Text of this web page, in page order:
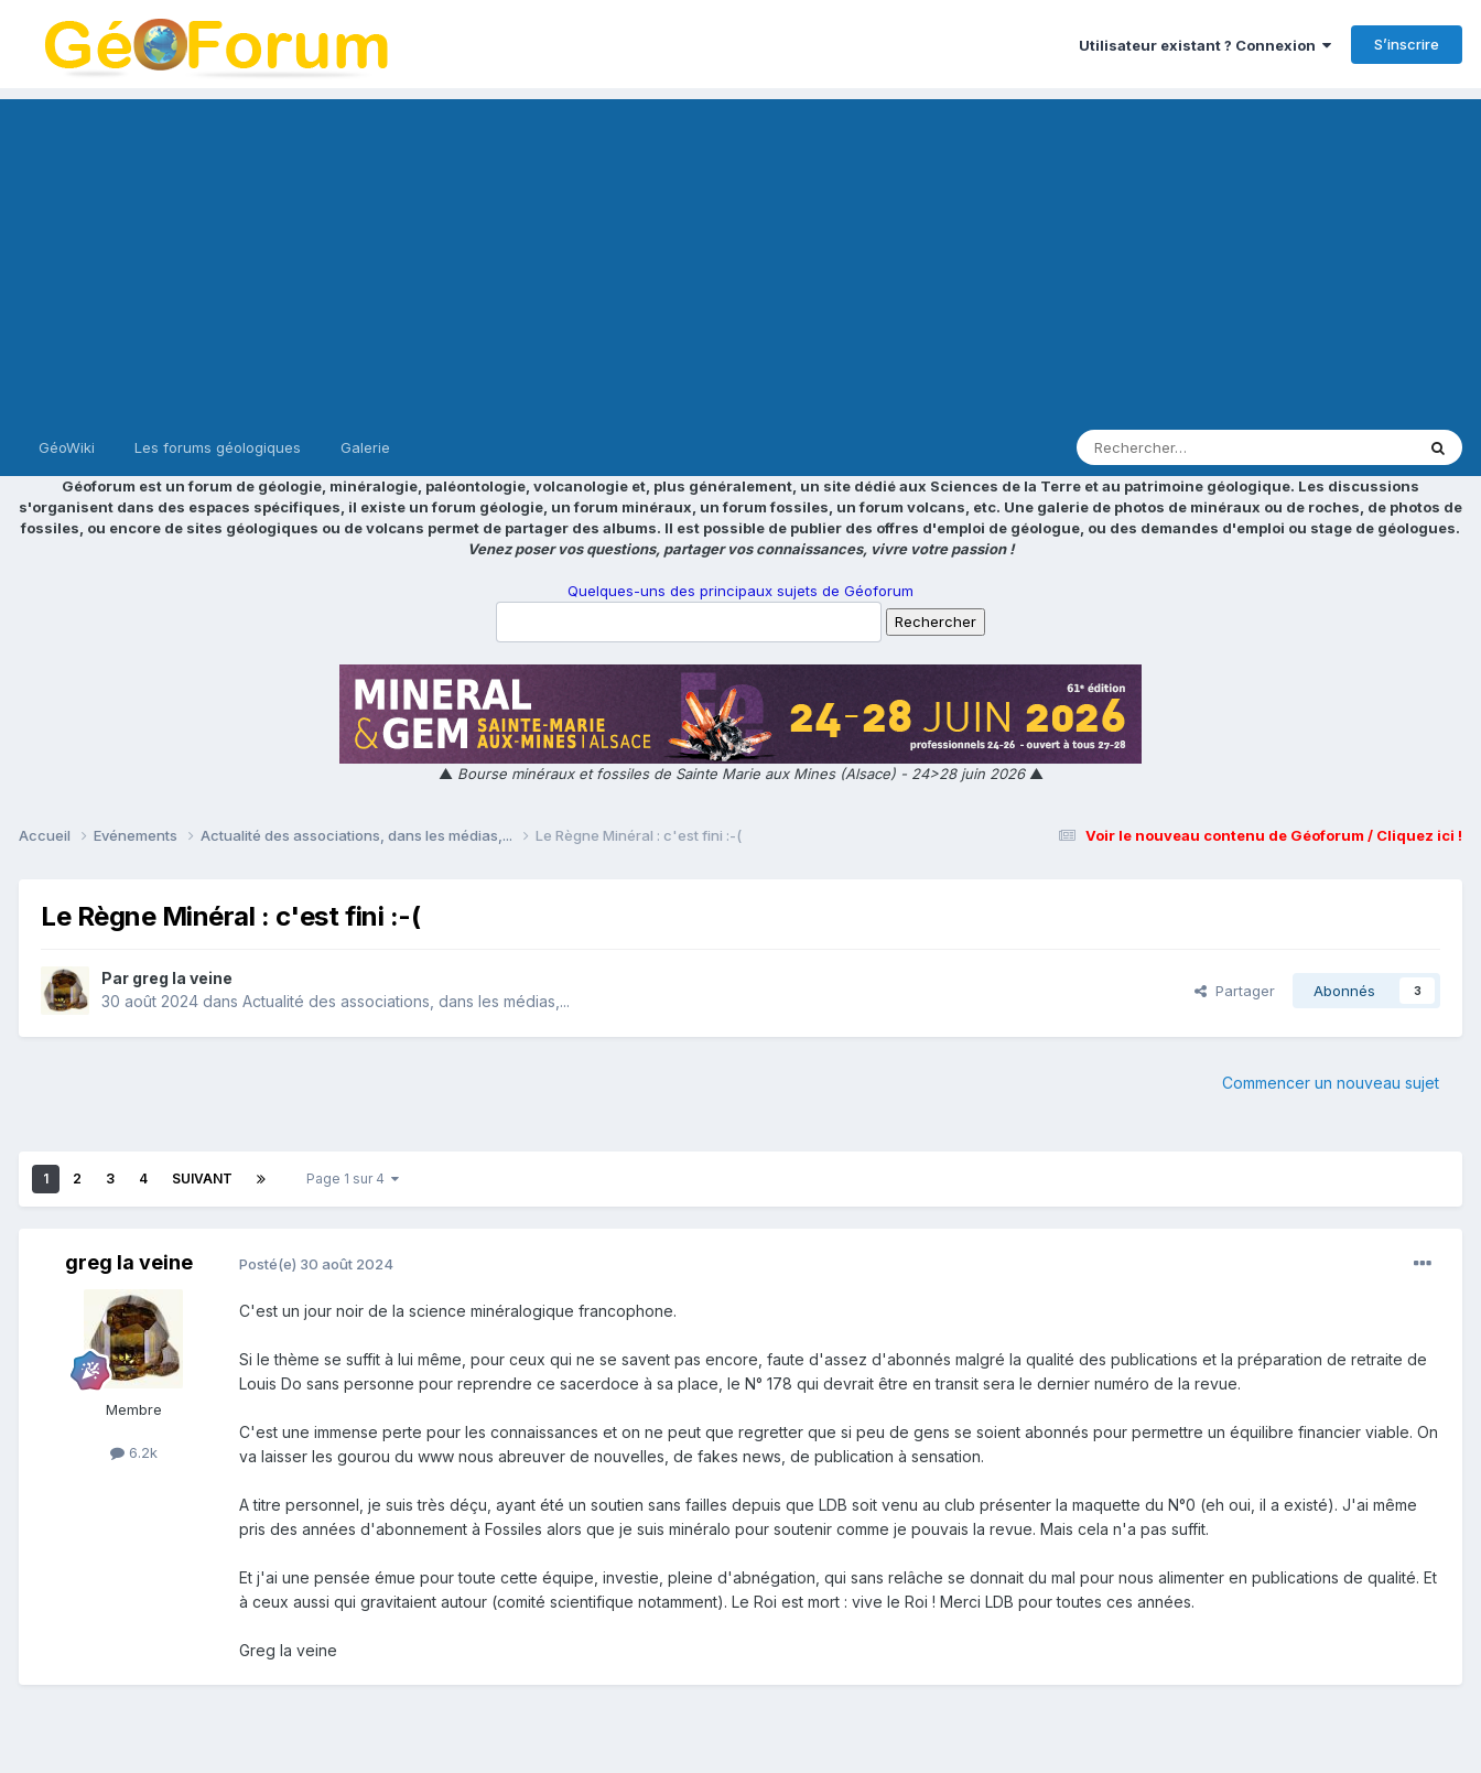
Utilisateur existant ? Connexion S’inscrire
GéoWiki Les forums géologiques Galerie
Géoforum est un forum de géologie, minéralogie, paléontologie, volcanologie et, plus généralement, un site dédié aux Sciences de la Terre et au patrimoine géologique. Les discussions
s'organisent dans des espaces spécifiques, il existe un forum géologie, un forum minéraux, un forum fossiles, un forum volcans, etc. Une galerie de photos de minéraux ou de roches, de photos de
fossiles, ou encore de sites géologiques ou de volcans permet de partager des albums. Il est possible de publier des offres d'emploi de géologue, ou des demandes d'emploi ou stage de géologues.
Venez poser vos questions, partager vos connaissances, vivre votre passion !
Quelques-uns des principaux sujets de Géoforum
▲ Bourse minéraux et fossiles de Sainte Marie aux Mines (Alsace) - 24>28 juin 2026▲
Voir le nouveau contenu de Géoforum / Cliquez ici !
Accueil Evénements Actualité des associations, dans les médias,... Le Règne Minéral : c'est fini :-(
Le Règne Minéral : c'est fini :-(
Par greg la veine
30 août 2024 dans Actualité des associations, dans les médias,...
Partager Abonnés 3
Commencer un nouveau sujet
1 2 3 4 SUIVANT Page 1 sur 4
greg la veine
Membre
6.2k
Posté(e) 30 août 2024
C'est un jour noir de la science minéralogique francophone.
Si le thème se suffit à lui même, pour ceux qui ne se savent pas encore, faute d'assez d'abonnés malgré la qualité des publications et la préparation de retraite de
Louis Do sans personne pour reprendre ce sacerdoce à sa place, le N° 178 qui devrait être en transit sera le dernier numéro de la revue.
C'est une immense perte pour les connaissances et on ne peut que regretter que si peu de gens se soient abonnés pour permettre un équilibre financier viable. On
va laisser les gourou du www nous abreuver de nouvelles, de fakes news, de publication à sensation.
A titre personnel, je suis très déçu, ayant été un soutien sans failles depuis que LDB soit venu au club présenter la maquette du N°0 (eh oui, il a existé). J'ai même
pris des années d'abonnement à Fossiles alors que je suis minéralo pour soutenir comme je pouvais la revue. Mais cela n'a pas suffit.
Et j'ai une pensée émue pour toute cette équipe, investie, pleine d'abnégation, qui sans relâche se donnait du mal pour nous alimenter en publications de qualité. Et
à ceux aussi qui gravitaient autour (comité scientifique notamment). Le Roi est mort : vive le Roi ! Merci LDB pour toutes ces années.
Greg la veine